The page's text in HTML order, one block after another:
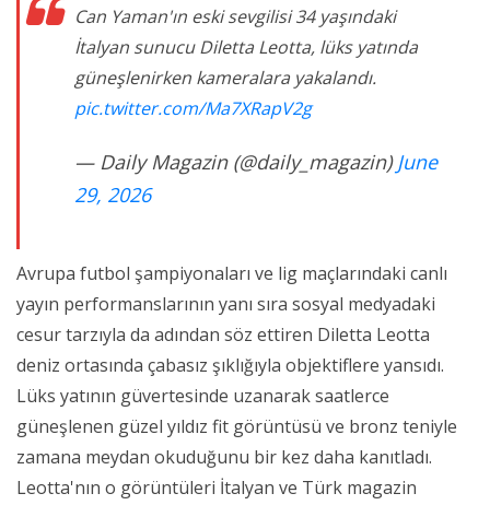
Can Yaman'ın eski sevgilisi 34 yaşındaki
İtalyan sunucu Diletta Leotta, lüks yatında
güneşlenirken kameralara yakalandı.
pic.twitter.com/Ma7XRapV2g
— Daily Magazin (@daily_magazin)June
29, 2026
Avrupa futbol şampiyonaları ve lig maçlarındaki canlı
yayın performanslarının yanı sıra sosyal medyadaki
cesur tarzıyla da adından söz ettiren Diletta Leotta
deniz ortasında çabasız şıklığıyla objektiflere yansıdı.
Lüks yatının güvertesinde uzanarak saatlerce
güneşlenen güzel yıldız fit görüntüsü ve bronz teniyle
zamana meydan okuduğunu bir kez daha kanıtladı.
Leotta'nın o görüntüleri İtalyan ve Türk magazin